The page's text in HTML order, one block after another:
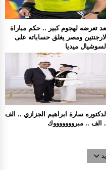
تعرضه لهجوم كبير .. حكم مباراة
الارجنتين ومصر يغلق حساباته على
السوشيال ميديا
الدكتوره سارة ابراهيم الجزازي .. الف
الف .. مبروووووووك